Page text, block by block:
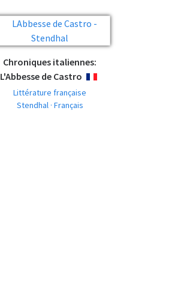
Chroniques italiennes:
L'Abbesse de Castro
Littérature française
Stendhal · Français